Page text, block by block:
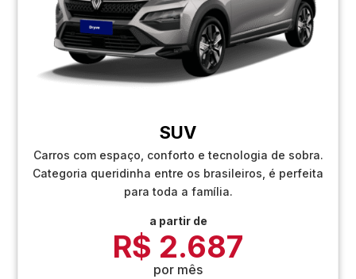
SUV
Carros com espaço, conforto e tecnologia de sobra.
Categoria queridinha entre os brasileiros, é perfeita
para toda a família.
a partir de
R$ 2.687
por mês